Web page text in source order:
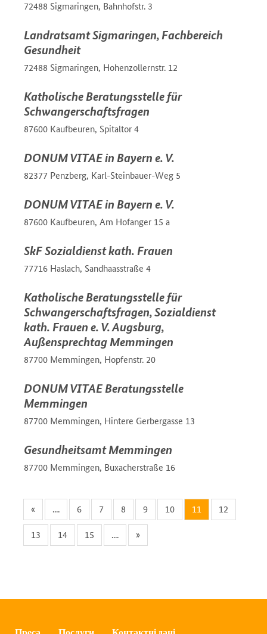
72488 Sigmaringen, Bahnhofstr. 3
Landratsamt Sigmaringen, Fachbereich
Gesundheit
72488 Sigmaringen, Hohenzollernstr. 12
Katholische Beratungsstelle für
Schwangerschaftsfragen
87600 Kaufbeuren, Spitaltor 4
DONUM VITAE in Bayern e. V.
82377 Penzberg, Karl-Steinbauer-Weg 5
DONUM VITAE in Bayern e. V.
87600 Kaufbeuren, Am Hofanger 15 a
SkF Sozialdienst kath. Frauen
77716 Haslach, Sandhaasstraße 4
Katholische Beratungsstelle für
Schwangerschaftsfragen, Sozialdienst
kath. Frauen e. V. Augsburg,
Außensprechtag Memmingen
87700 Memmingen, Hopfenstr. 20
DONUM VITAE Beratungsstelle
Memmingen
87700 Memmingen, Hintere Gerbergasse 13
Gesundheitsamt Memmingen
87700 Memmingen, Buxacherstraße 16
« .... 6 7 8 9 10 11 12
13 14 15 .... »